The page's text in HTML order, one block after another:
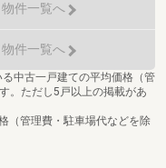
物件一覧へ
物件一覧へ
中古一戸建ての平均価格（管
。ただし5戸以上の掲載があ
（管理費・駐車場代などを除